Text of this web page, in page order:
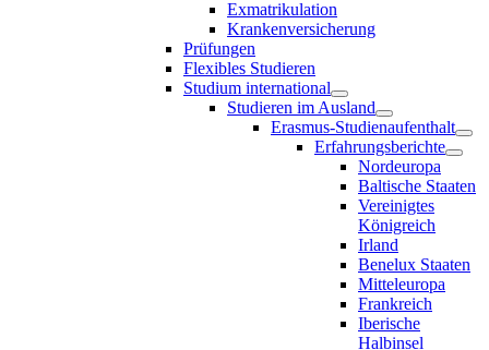
Exmatrikulation
Krankenversicherung
Prüfungen
Flexibles Studieren
Studium international
Studieren im Ausland
Erasmus-Studienaufenthalt
Erfahrungsberichte
Nordeuropa
Baltische Staaten
Vereinigtes
Königreich
Irland
Benelux Staaten
Mitteleuropa
Frankreich
Iberische
Halbinsel